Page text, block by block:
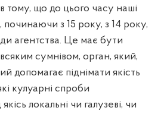
тому, що до цього часу наші
починаючи з 15 року, з 14 року,
агентства. Це має бути
сумнівом, орган, який,
допомагає піднімати якість
кулуарні спроби
локальні чи галузеві, чи